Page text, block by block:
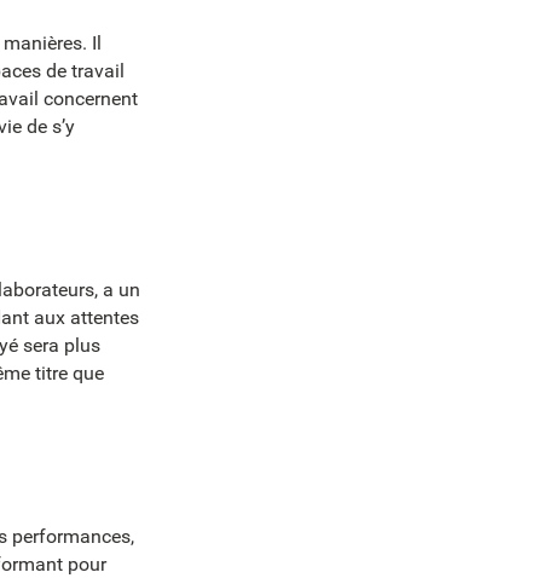
Il
de travail
concernent
de s’y
a un
aux attentes
sera plus
titre que
performances,
pour